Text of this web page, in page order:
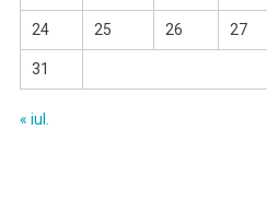
24 25 26 27
31
« iul.